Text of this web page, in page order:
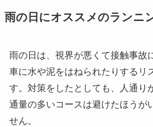
雨の日にオススメのランニ
雨の日は、視界が悪くて接触事故
車に水や泥をはねられたりするリ
す。対策をしたとしても、人通り
通量の多いコースは避けたほうが
せん。